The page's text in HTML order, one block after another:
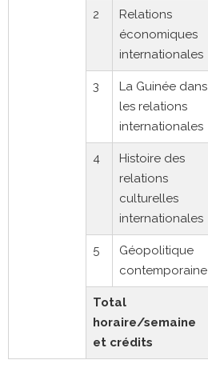
2
Relations
économiques
internationales
3
La Guinée dans
les relations
internationales
4
Histoire des
relations
culturelles
internationales
5
Géopolitique
contemporaine
Total
horaire/semaine
et crédits